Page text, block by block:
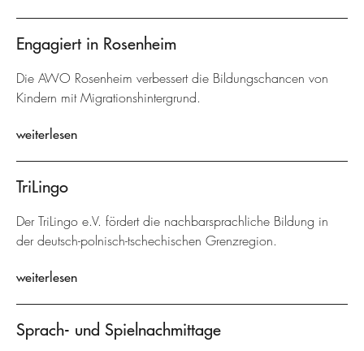
Engagiert in Rosenheim
Die AWO Rosenheim verbessert die Bildungschancen von
Kindern mit Migrationshintergrund.
weiterlesen
TriLingo
Der TriLingo e.V. fördert die nachbarsprachliche Bildung in
der deutsch-polnisch-tschechischen Grenzregion.
weiterlesen
Sprach- und Spielnachmittage